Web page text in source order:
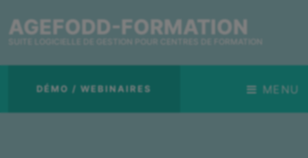
AGEFODD-FORMATION
SUITE LOGICIELLE DE GESTION POUR CENTRES DE FORMATION
DÉMO / WEBINAIRES MENU